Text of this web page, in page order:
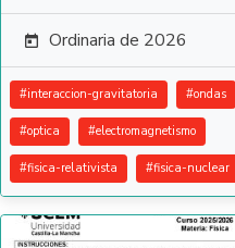
 Ordinaria de 2026
#interaccion-gravitatoria #ondas
#optica #electromagnetismo
#fisica-relativista #fisica-nuclear